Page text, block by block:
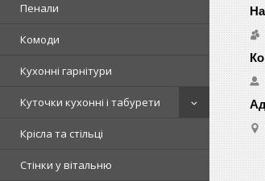
Пенали
Комоди
Кухонні гарнітури
Куточки кухонні і табурети
Крісла та стільці
Стінки у вітальню